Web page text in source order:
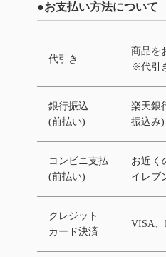
●お支払い方法について
代引き
商品を
※代引
銀行振込
(前払い)
楽天銀
振込み)
コンビニ支払
(前払い)
お近く
イレブ
クレジット
カード決済
VISA、